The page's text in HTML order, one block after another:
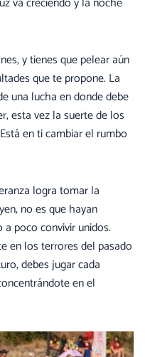
y tienes que pelear aún
que te propone. La
una lucha en donde debe
esta vez la suerte de los
en ti cambiar el rumbo
logra tomar la
no es que hayan
poco convivir unidos.
en los terrores del pasado
debes jugar cada
en el